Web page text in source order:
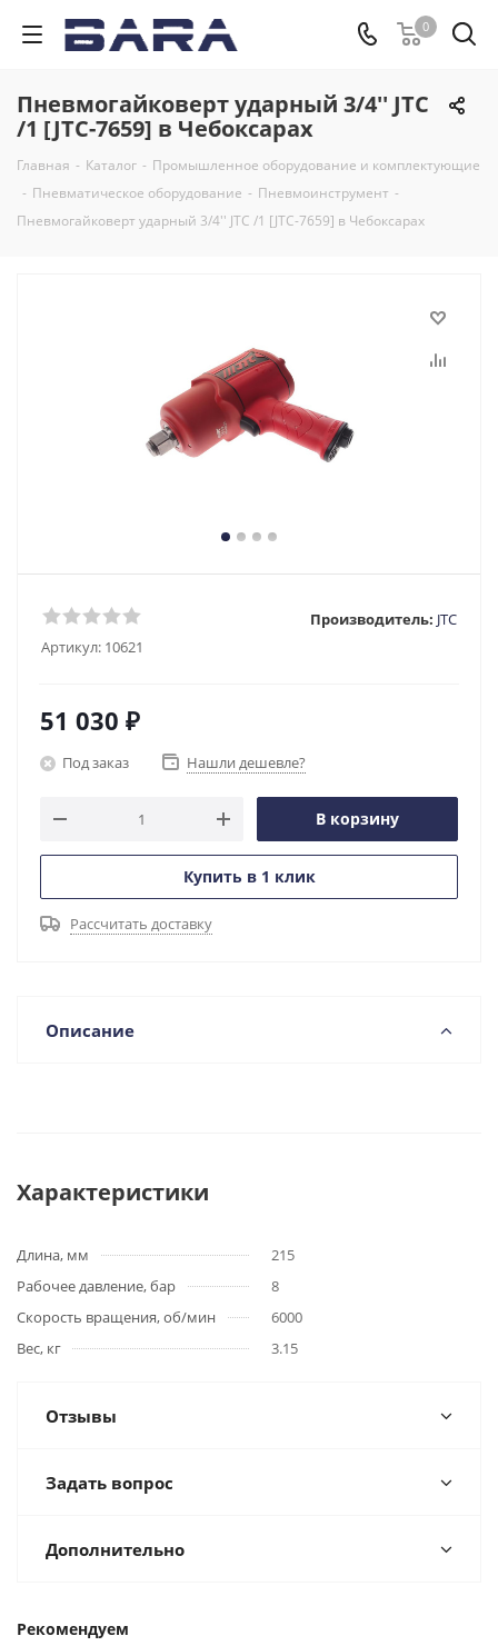
0
Пневмогайковерт ударный 3/4'' JTC
/1 [JTC-7659] в Чебоксарах
Главная - Каталог - Промышленное оборудование и комплектующие
- Пневматическое оборудование - Пневмоинструмент -
Пневмогайковерт ударный 3/4'' JTC /1 [JTC-7659] в Чебоксарах
Артикул: 10621
Производитель: JTC
51 030 ₽
Под заказ Нашли дешевле?
В корзину
Купить в 1 клик
Рассчитать доставку
Описание
Характеристики
Длина, мм
215
Рабочее давление, бар
8
Скорость вращения, об/мин
6000
Вес, кг
3.15
Отзывы
Задать вопрос
Дополнительно
Рекомендуем